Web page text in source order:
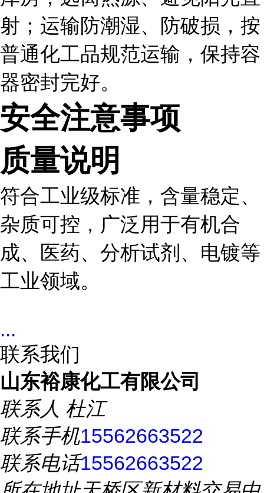
射；运输防潮湿、防破损，按
普通化工品规范运输，保持容
器密封完好。
安全注意事项
质量说明
符合工业级标准，含量稳定、
杂质可控，广泛用于有机合
成、医药、分析试剂、电镀等
工业领域。
...
联系我们
山东裕康化工有限公司
联系人 杜江
联系手机15562663522
联系电话15562663522